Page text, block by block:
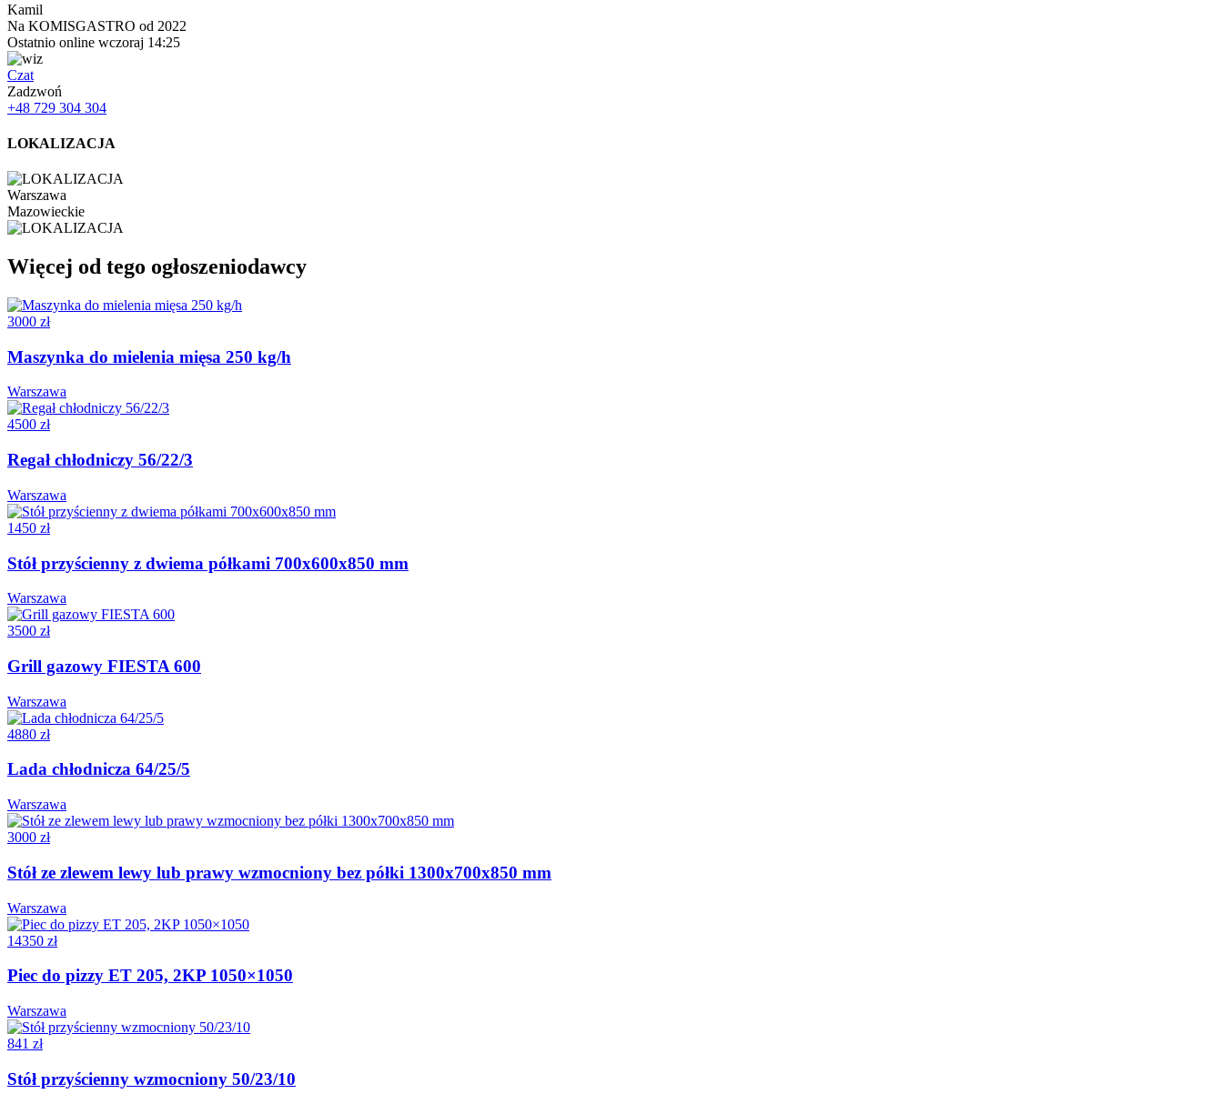
Kamil
Na KOMISGASTRO od 2022
Ostatnio online wczoraj 14:25
Czat
Zadzwoń
+48 729 304 304
LOKALIZACJA
Warszawa
Mazowieckie
Więcej od tego ogłoszeniodawcy
3000 zł
Maszynka do mielenia mięsa 250 kg/h
Warszawa
4500 zł
Regał chłodniczy 56/22/3
Warszawa
1450 zł
Stół przyścienny z dwiema półkami 700x600x850 mm
Warszawa
3500 zł
Grill gazowy FIESTA 600
Warszawa
4880 zł
Lada chłodnicza 64/25/5
Warszawa
3000 zł
Stół ze zlewem lewy lub prawy wzmocniony bez półki 1300x700x850 mm
Warszawa
14350 zł
Piec do pizzy ET 205, 2KP 1050×1050
Warszawa
841 zł
Stół przyścienny wzmocniony 50/23/10